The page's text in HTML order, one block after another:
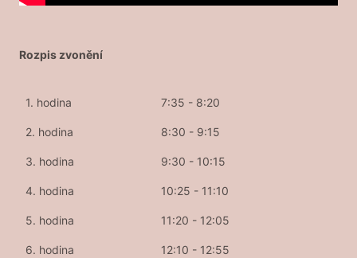
Rozpis zvonění
1. hodina 7:35 - 8:20
2. hodina 8:30 - 9:15
3. hodina 9:30 - 10:15
4. hodina 10:25 - 11:10
5. hodina 11:20 - 12:05
6. hodina 12:10 - 12:55